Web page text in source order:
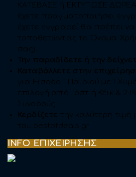
KATEBΑΣΕ ή ΕΚΤΥΠΩΣΕ
έχετε πραγματοποιήσει
έχετε εγγραφεί θα πρέπει να
τοποθετώντας το Όνομα
σας).
Την παραδίδετε ή την
Καταβάλλετε στην
για Είσοδο 1 Παιδιού με 1
επιλογή από Τοστ ή Κέικ & 2
Συνοδούς.
Κερδίζετε την καλύτερη
του bestofdeals.gr
INFO ΕΠΙΧΕΙΡΗΣΗΣ